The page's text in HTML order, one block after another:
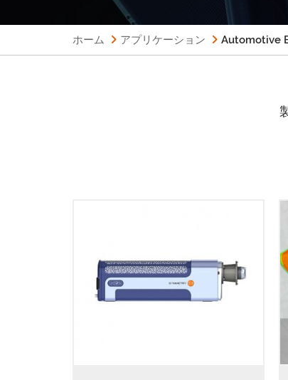
ホーム アプリケーション Automotive
とした、最先端のCMOS技術を搭載
した世界初のEBSD検出器です。 す
べてのEBSDアプリケーションに対応